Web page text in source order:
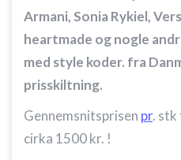
Armani, Sonia Rykiel,
heartmade og nogle
med style koder. fra
prisskiltning.
Gennemsnitsprisen pr. stk
cirka 1500 kr. !